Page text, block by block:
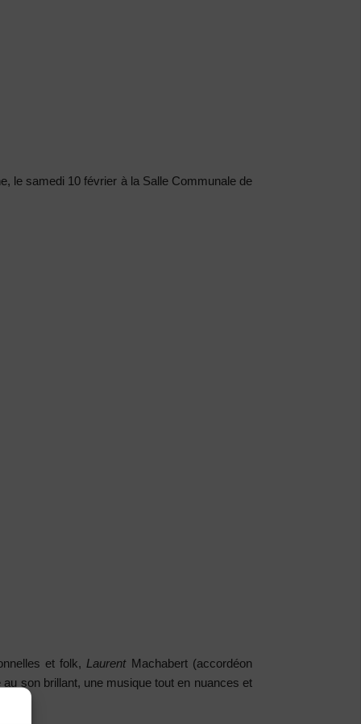
le samedi 10 février à la Salle Communale de
et folk, LaurentMachabert(accordéon
son brillant, une musique tout en nuances et